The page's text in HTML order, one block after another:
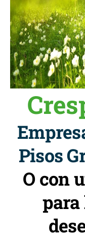
Pisos
O con
para